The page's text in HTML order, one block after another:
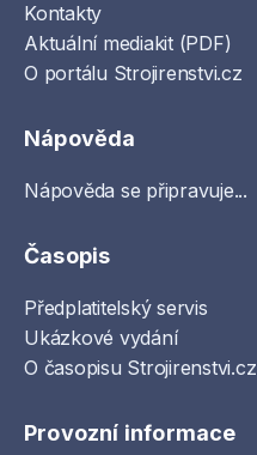
Kontakty
Aktuální mediakit (PDF)
O portálu Strojirenstvi.cz
Nápověda
Nápověda se připravuje...
Časopis
Předplatitelský servis
Ukázkové vydání
O časopisu Strojirenstvi.cz
Provozní informace